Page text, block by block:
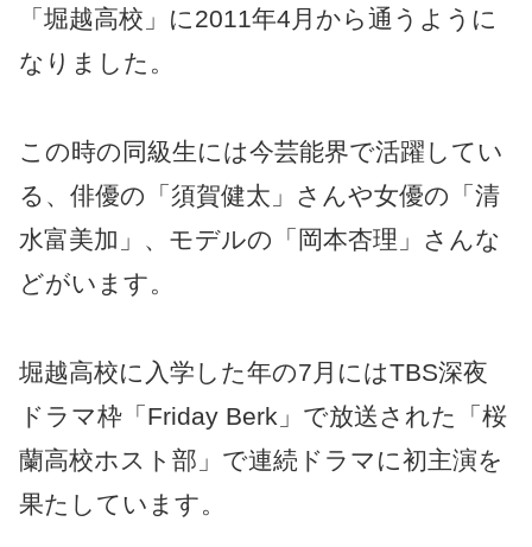
「堀越高校」に2011年4月から通うように
なりました。
この時の同級生には今芸能界で活躍してい
る、俳優の「須賀健太」さんや女優の「清
水富美加」、モデルの「岡本杏理」さんな
どがいます。
堀越高校に入学した年の7月にはTBS深夜
ドラマ枠「Friday Berk」で放送された「桜
蘭高校ホスト部」で連続ドラマに初主演を
果たしています。